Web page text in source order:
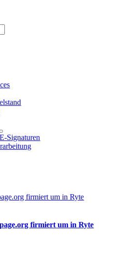
Signaturen
firmiert um in Ryte
firmiert um in Ryte